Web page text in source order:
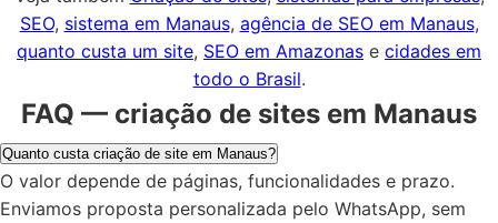
SEO, sistema em Manaus, agência de SEO em Manaus,
quanto custa um site, SEO em Amazonas e cidades em
todo o Brasil.
FAQ — criação de sites em Manaus
Quanto custa criação de site em Manaus?
O valor depende de páginas, funcionalidades e prazo.
Enviamos proposta personalizada pelo WhatsApp, sem